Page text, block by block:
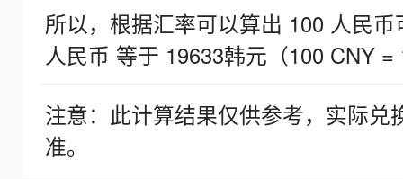
所以，根据汇率可以算出 100 人民
人民币 等于 19633韩元（100 CNY =
注意：此计算结果仅供参考，实际
准。